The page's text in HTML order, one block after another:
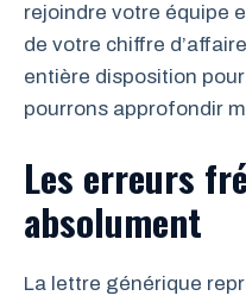
rejoindre votre équipe
de votre chiffre
entière disposition
pourrons approfondir
Les erreurs
absolument
La lettre générique